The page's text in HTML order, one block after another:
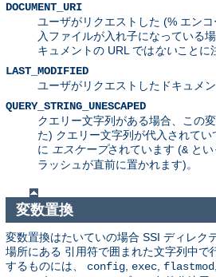
DOCUMENT_URI
ユーザがリクエストした (% エン
入ファイルが入れ子になっている
キュメントの URL ではないことに
LAST_MODIFIED
ユーザがリクエストしたドキュメ
QUERY_STRING_UNESCAPED
クエリー文字列がある場合、この
た) クエリー文字列が代入されて
に エスケープされています (& と
ラッシュが直前に置かれます)。
変数置換
変数置換はたいていの場合 SSI ディレク
場所にある 引用符で囲まれた文字列中で
するものには、 config exec flastmod